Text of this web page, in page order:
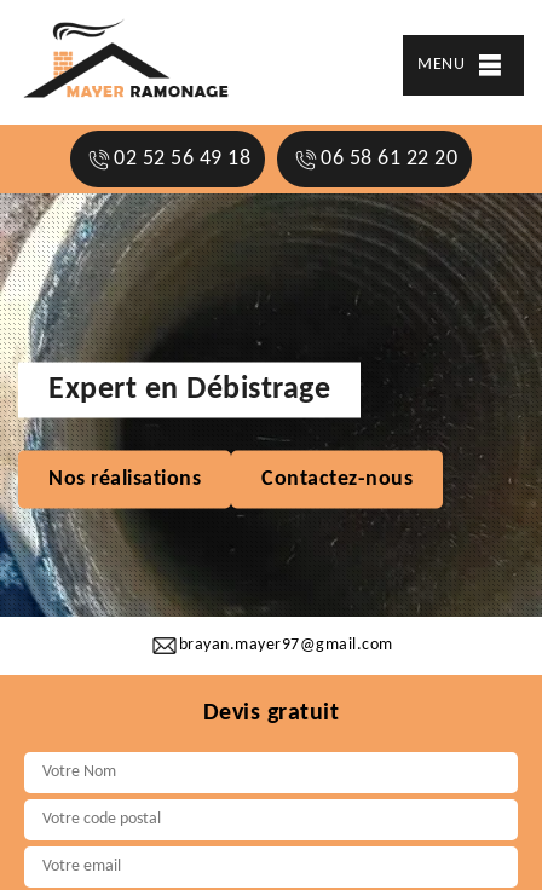
MENU
02 52 56 49 18 06 58 61 22 20
brayan.mayer97@gmail.com
Expert en Débistrage
Nos réalisations Contactez-nous
Devis gratuit